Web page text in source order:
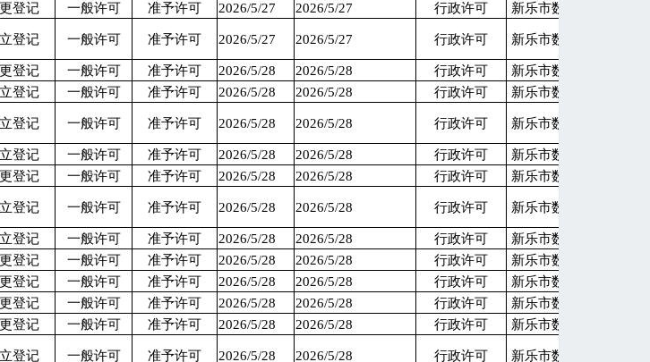
登记 一般许可 准予许可 2026/5/27 2026/5/27 行政许可 新乐市数据和政务服务
登记 一般许可 准予许可 2026/5/27 2026/5/27 行政许可 新乐市数据和政务服务
登记 一般许可 准予许可 2026/5/28 2026/5/28 行政许可
新乐市数据和政务服务
登记 一般许可 准予许可 2026/5/28 2026/5/28 行政许可 新乐市数据和政务服务
登记 一般许可 准予许可 2026/5/28 2026/5/28 行政许可 新乐市数据和政务服务
登记 一般许可 准予许可 2026/5/28 2026/5/28 行政许可
新乐市数据和政务服务
登记 一般许可 准予许可 2026/5/28 2026/5/28 行政许可 新乐市数据和政务服务
登记 一般许可 准予许可 2026/5/28 2026/5/28 行政许可 新乐市数据和政务服务
登记 一般许可 准予许可 2026/5/28 2026/5/28 行政许可
新乐市数据和政务服务
登记 一般许可 准予许可 2026/5/28 2026/5/28 行政许可
新乐市数据和政务服务
登记 一般许可 准予许可 2026/5/28 2026/5/28 行政许可
新乐市数据和政务服务
登记 一般许可 准予许可 2026/5/28 2026/5/28 行政许可
新乐市数据和政务服务
登记 一般许可 准予许可 2026/5/28 2026/5/28 行政许可 新乐市数据和政务服务
登记 一般许可 准予许可 2026/5/28 2026/5/28 行政许可 新乐市数据和政务服务